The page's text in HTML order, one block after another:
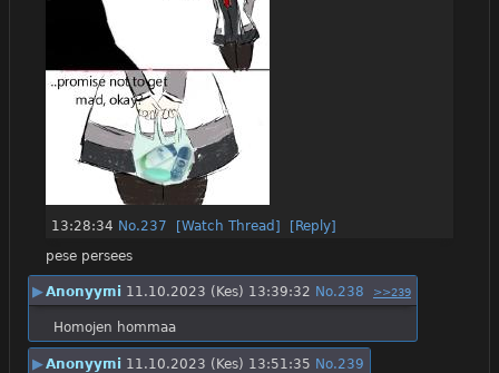
13:28:34 No.237 [Watch Thread]
[Reply]
pese persees
▶Anonyymi 11.10.2023 (Kes) 13:39:32 No.238 >>239
Homojen hommaa
▶Anonyymi 11.10.2023 (Kes) 13:51:35 No.239